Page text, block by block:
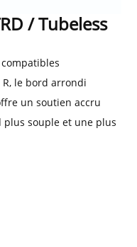
/ Tubeless
le bord arrondi
un soutien accru
plus souple et une plus